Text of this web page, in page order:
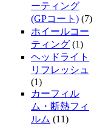
ーティング
(GPコート) (7)
ホイールコー
ティング (1)
ヘッドライト
リフレッシュ
(1)
カーフィル
ム・断熱フィ
ルム (11)